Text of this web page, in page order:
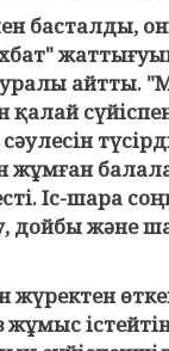
басталды,
айтты.
қалай
жұмған
Іс-шара
дойбы және